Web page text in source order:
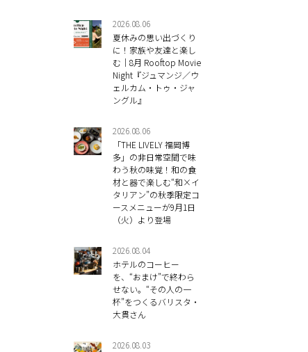
2026.08.06
夏休みの思い出づくり
に！家族や友達と楽し
む｜8月 Rooftop Movie
Night『ジュマンジ／ウ
ェルカム・トゥ・ジャ
ングル』
2026.08.06
「THE LIVELY 福岡博
多」の非日常空間で味
わう秋の味覚！和の食
材と器で楽しむ“和×イ
タリアン”の秋季限定コ
ースメニューが9月1日
（火）より登場
2026.08.04
ホテルのコーヒー
を、“おまけ”で終わら
せない。“その人の一
杯”をつくるバリスタ・
大貫さん
2026.08.03